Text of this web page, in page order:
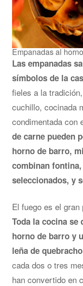
Empanadas al
Las empanadas
símbolos de la
fieles a la
cuchillo, cocinada
condimentada con
de carne pueden
horno de barro,
combinan
seleccionados, y
El fuego es el
Toda la cocina se
horno de barro y
leña de quebracho
cada dos o tres
han convertido en